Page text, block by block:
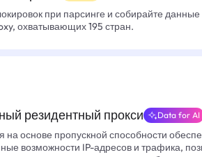
при парсинге и собирайте
охватывающих 195 стран.
резидентный прокси Data for AI
на основе пропускной способности
возможности IP-адресов и трафика,